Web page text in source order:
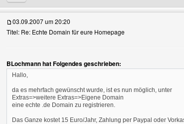
anzeigen
03.09.2007 um 20:20
Titel: Re: Echte Domain für eure Homepage
BLochmann hat Folgendes geschrieben:
Hallo,
da es mehrfach gewünscht wurde, ist es nun möglich, unter
Extras=>weitere Extras=>Eigene Domain
eine echte .de Domain zu registrieren.
Das Ganze kostet 15 Euro/Jahr, Zahlung per Paypal oder